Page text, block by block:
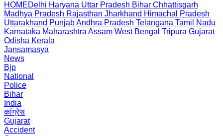
HOMEDelhi Haryana Uttar Pradesh Bihar Chhattisgarh
Madhya Pradesh Rajasthan Jharkhand Himachal Pradesh
Uttarakhand PunjabAndhra Pradesh Telangana Tamil Nadu
Karnataka Maharashtra Assam West Bengal Tripura Gujarat
Odisha Kerala
Jansamasya
News
Bjp
National
Police
Bihar
India
कांग्रेस
Gujarat
Accident